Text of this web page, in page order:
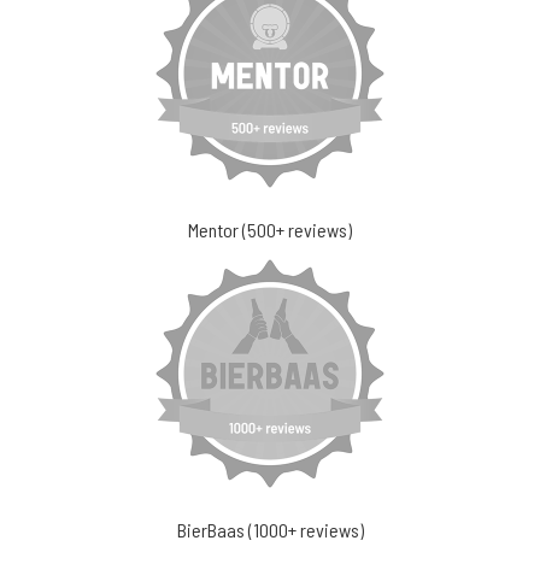
Mentor (500+ reviews)
BierBaas (1000+ reviews)